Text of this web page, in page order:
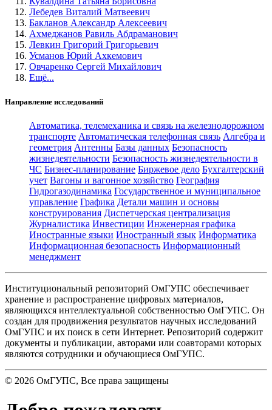
Лебедев Виталий Матвеевич
Бакланов Александр Алексеевич
Ахмеджанов Равиль Абдраманович
Левкин Григорий Григорьевич
Усманов Юрий Ахкемович
Овчаренко Сергей Михайлович
Ещё...
Направление исследований
Автоматика, телемеханика и связь на железнодорожном
транспорте Автоматическая телефонная связь Алгебра и
геометрия Антенны Базы данных Безопасность
жизнедеятельности Безопасность жизнедеятельности в
ЧС Бизнес-планирование Биржевое дело Бухгалтерский
учет Вагоны и вагонное хозяйство География
Гидрогазодинамика Государственное и муниципальное
управление Графика Детали машин и основы
конструирования Диспетчерская централизация
Журналистика Инвестиции Инженерная графика
Иностранные языки Иностранный язык Информатика
Информационная безопасность Информационный
менеджмент
Институциональный репозиторий ОмГУПС обеспечивает
хранение и распространение цифровых материалов,
являющихся интеллектуальной собственностью ОмГУПС. Он
создан для продвижения результатов научных исследований
ОмГУПС и их поиск в сети Интернет. Репозиторий содержит
документы и публикации, авторами или соавторами которых
являются сотрудники и обучающиеся ОмГУПС.
© 2026 ОмГУПС, Все права защищены